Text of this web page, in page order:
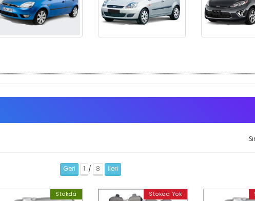
Geri 1 / 8 İleri
Stokda Stokda Yok